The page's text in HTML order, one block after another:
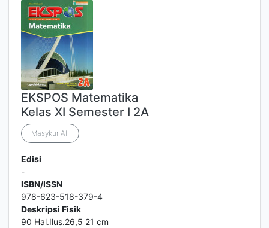
EKSPOS Matematika
Kelas XI Semester I 2A
Masykur Ali
Edisi
-
ISBN/ISSN
978-623-518-379-4
Deskripsi Fisik
90 Hal.Ilus.26,5 21 cm